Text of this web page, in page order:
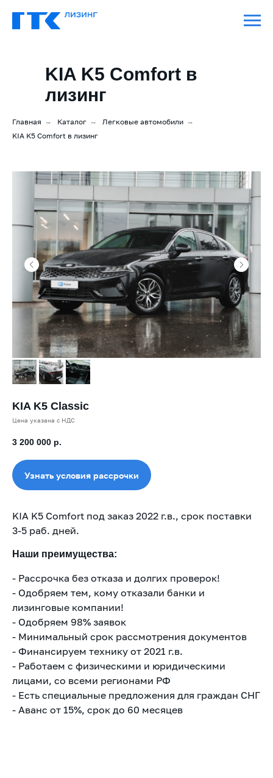
KIA K5 Comfort в
лизинг
Главная → Каталог → Легковые автомобили →
KIA K5 Comfort в лизинг
KIA K5 Classic
Цена указана с НДС
3 200 000 р.
Узнать условия рассрочки
KIA K5 Comfort под заказ 2022 г.в., срок поставки
3-5 раб. дней.
Наши преимущества:
- Рассрочка без отказа и долгих проверок!
- Одобряем тем, кому отказали банки и
лизинговые компании!
- Одобряем 98% заявок
- Минимальный срок рассмотрения документов
- Финансируем технику от 2021 г.в.
- Работаем с физическими и юридическими
лицами, со всеми регионами РФ
- Есть специальные предложения для граждан СНГ
- Аванс от 15%, срок до 60 месяцев